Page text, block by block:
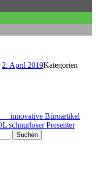
2. April 2019Kategorien
— innovative Büroartikel
schnurloser Presenter
Suchen